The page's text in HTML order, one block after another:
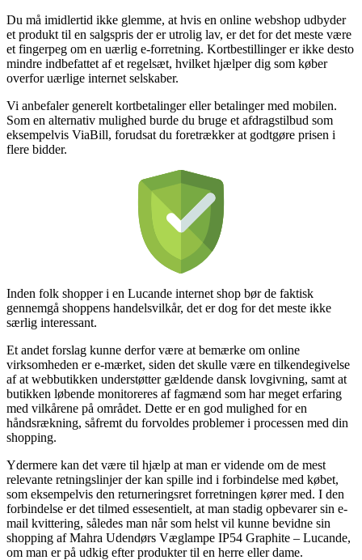
Du må imidlertid ikke glemme, at hvis en online webshop udbyder
et produkt til en salgspris der er utrolig lav, er det for det meste være
et fingerpeg om en uærlig e-forretning. Kortbestillinger er ikke desto
mindre indbefattet af et regelsæt, hvilket hjælper dig som køber
overfor uærlige internet selskaber.
Vi anbefaler generelt kortbetalinger eller betalinger med mobilen.
Som en alternativ mulighed burde du bruge et afdragstilbud som
eksempelvis ViaBill, forudsat du foretrækker at godtgøre prisen i
flere bidder.
Inden folk shopper i en Lucande internet shop bør de faktisk
gennemgå shoppens handelsvilkår, det er dog for det meste ikke
særlig interessant.
Et andet forslag kunne derfor være at bemærke om online
virksomheden er e-mærket, siden det skulle være en tilkendegivelse
af at webbutikken understøtter gældende dansk lovgivning, samt at
butikken løbende monitoreres af fagmænd som har meget erfaring
med vilkårene på området. Dette er en god mulighed for en
håndsrækning, såfremt du forvoldes problemer i processen med din
shopping.
Ydermere kan det være til hjælp at man er vidende om de mest
relevante retningslinjer der kan spille ind i forbindelse med købet,
som eksempelvis den returneringsret forretningen kører med. I den
forbindelse er det tilmed essesentielt, at man stadig opbevarer sin e-
mail kvittering, således man når som helst vil kunne bevidne sin
shopping af Mahra Udendørs Væglampe IP54 Graphite – Lucande,
om man er på udkig efter produkter til en herre eller dame.